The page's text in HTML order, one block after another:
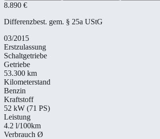
8.890 €
Differenzbest. gem. § 25a UStG
03/2015
Erstzulassung
Schaltgetriebe
Getriebe
53.300 km
Kilometerstand
Benzin
Kraftstoff
52 kW (71 PS)
Leistung
4.2 l/100km
Verbrauch Ø